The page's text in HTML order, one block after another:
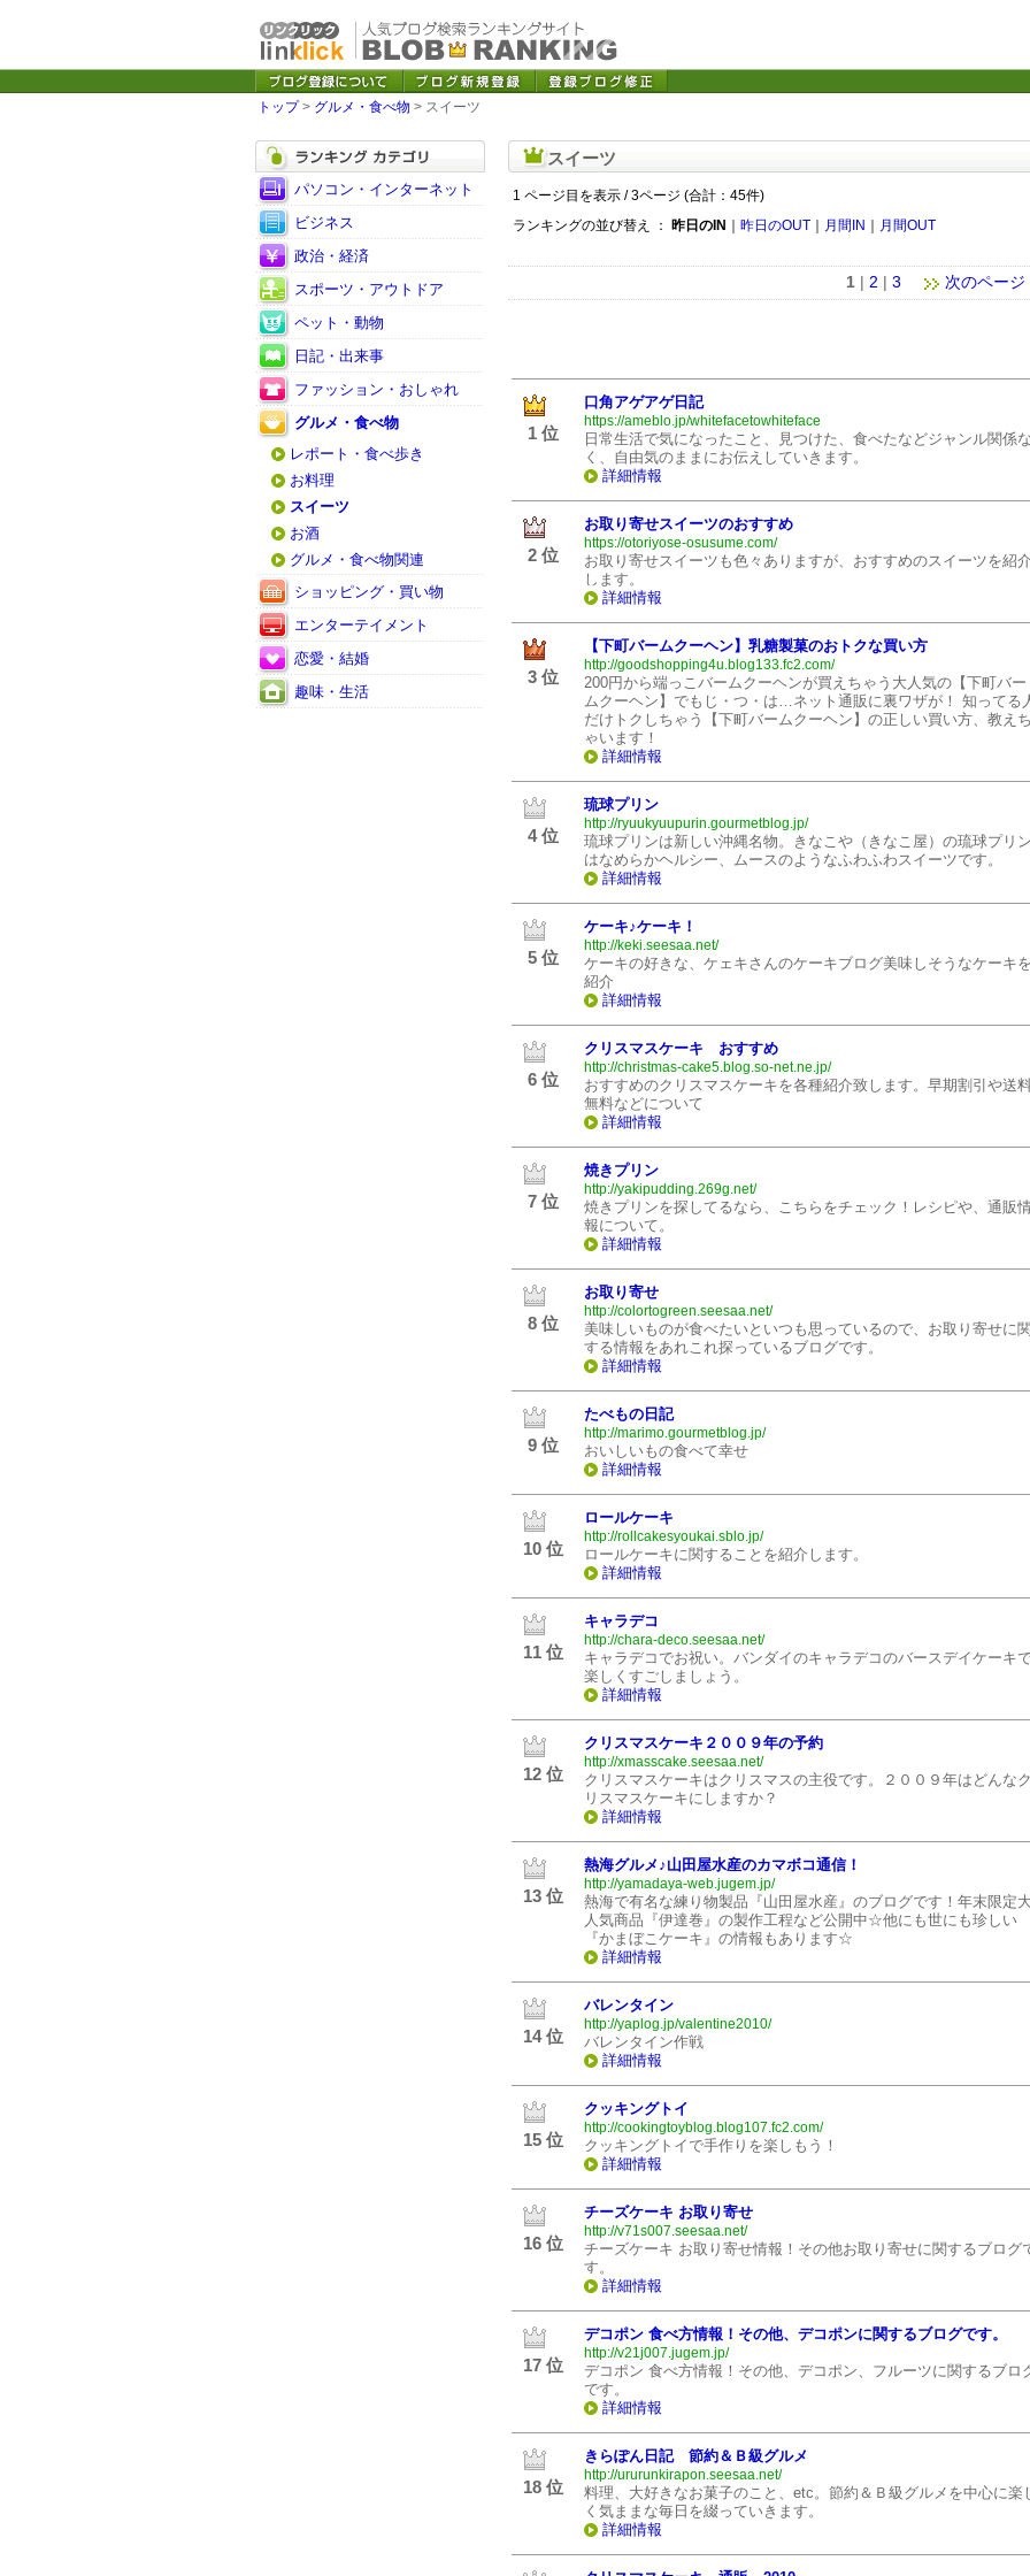
トップ> グルメ・食べ物 > スイーツ
パソコン・インターネット
ビジネス
政治・経済
スポーツ・アウトドア
ペット・動物
日記・出来事
ファッション・おしゃれ
グルメ・食べ物
レポート・食べ歩き
お料理
スイーツ
お酒
グルメ・食べ物関連
ショッピング・買い物
エンターテイメント
恋愛・結婚
趣味・生活
スイーツ
1 ページ目を表示 / 3ページ (合計：45件)
ランキングの並び替え ： 昨日のIN 昨日のOUT 月間IN
月間OUT
1 | 2 | 3 次のページ
1 位
口角アゲアゲ日記
https://ameblo.jp/whitefacetowhiteface
日常生活で気になったこと、見つけた、食べたなどジャンル関係な
く、自由気のままにお伝えしていきます。
詳細情報
2 位
お取り寄せスイーツのおすすめ
https://otoriyose-osusume.com/
お取り寄せスイーツも色々ありますが、おすすめのスイーツを紹介
します。
詳細情報
3 位
【下町バームクーヘン】乳糖製菓のおトクな買い方
http://goodshopping4u.blog133.fc2.com/
200円から端っこバームクーヘンが買えちゃう大人気の【下町バー
ムクーヘン】でもじ・つ・は…ネット通販に裏ワザが！ 知ってる
だけトクしちゃう【下町バームクーヘン】の正しい買い方、教えち
ゃいます！
詳細情報
4 位
琉球プリン
http://ryuukyuupurin.gourmetblog.jp/
琉球プリンは新しい沖縄名物。きなこや（きなこ屋）の琉球プリン
はなめらかヘルシー、ムースのようなふわふわスイーツです。
詳細情報
5 位
ケーキ♪ケーキ！
http://keki.seesaa.net/
ケーキの好きな、ケェキさんのケーキブログ美味しそうなケーキを
紹介
詳細情報
6 位
クリスマスケーキ おすすめ
http://christmas-cake5.blog.so-net.ne.jp/
おすすめのクリスマスケーキを各種紹介致します。早期割引や送
無料などについて
詳細情報
7 位
焼きプリン
http://yakipudding.269g.net/
焼きプリンを探してるなら、こちらをチェック！レシピや、通販
報について。
詳細情報
8 位
お取り寄せ
http://colortogreen.seesaa.net/
美味しいものが食べたいといつも思っているので、お取り寄せに関
する情報をあれこれ探っているブログです。
詳細情報
9 位
たべもの日記
http://marimo.gourmetblog.jp/
おいしいもの食べて幸せ
詳細情報
10 位
ロールケーキ
http://rollcakesyoukai.sblo.jp/
ロールケーキに関することを紹介します。
詳細情報
11 位
キャラデコ
http://chara-deco.seesaa.net/
キャラデコでお祝い。バンダイのキャラデコのバースデイケーキ
楽しくすごしましょう。
詳細情報
12 位
クリスマスケーキ２００９年の予約
http://xmasscake.seesaa.net/
クリスマスケーキはクリスマスの主役です。２００９年はどんなク
リスマスケーキにしますか？
詳細情報
13 位
熱海グルメ♪山田屋水産のカマボコ通信！
http://yamadaya-web.jugem.jp/
熱海で有名な練り物製品『山田屋水産』のブログです！年末限定
人気商品『伊達巻』の製作工程など公開中☆他にも世にも珍しい
『かまぼこケーキ』の情報もあります☆
詳細情報
14 位
バレンタイン
http://yaplog.jp/valentine2010/
バレンタイン作戦
詳細情報
15 位
クッキングトイ
http://cookingtoyblog.blog107.fc2.com/
クッキングトイで手作りを楽しもう！
詳細情報
16 位
チーズケーキ お取り寄せ
http://v71s007.seesaa.net/
チーズケーキ お取り寄せ情報！その他お取り寄せに関するブログ
す。
詳細情報
17 位
デコポン 食べ方情報！その他、デコポンに関するブログです。
http://v21j007.jugem.jp/
デコポン 食べ方情報！その他、デコポン、フルーツに関するブロ
です。
詳細情報
18 位
きらぽん日記 節約＆Ｂ級グルメ
http://ururunkirapon.seesaa.net/
料理、大好きなお菓子のこと、etc。節約＆Ｂ級グルメを中心に楽
く気ままな毎日を綴っていきます。
詳細情報